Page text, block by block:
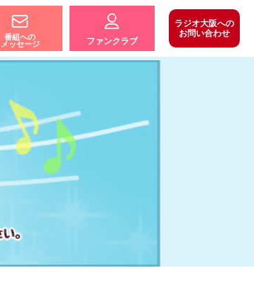
番組への
メッセージ
ファンクラブ
ラジオ大阪への
お問い合わせ